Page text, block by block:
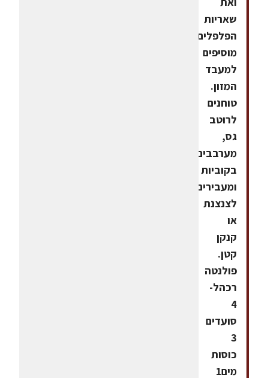
שאריות
הפלפלים
מוסיפים
למעבד
המזון.
טוחנים
לרוטב
גס,
מערבבים
בקוביות
ומעבירים
לצנצנת
או
קנקן
קטן.
פולנטה
רכהל-
4
סועדים
3
כוסות
מים1